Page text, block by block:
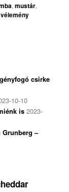
,mustár,
csirke
10-10
is 2023-
–